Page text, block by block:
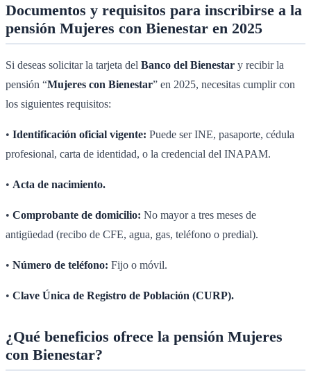
Documentos y requisitos para inscribirse a la
pensión Mujeres con Bienestar en 2025
Si deseas solicitar la tarjeta del Banco del Bienestar y recibir la
pensión “Mujeres con Bienestar” en 2025, necesitas cumplir con
los siguientes requisitos:
• Identificación oficial vigente: Puede ser INE, pasaporte, cédula
profesional, carta de identidad, o la credencial del INAPAM.
• Acta de nacimiento.
• Comprobante de domicilio: No mayor a tres meses de
antigüedad (recibo de CFE, agua, gas, teléfono o predial).
• Número de teléfono: Fijo o móvil.
• Clave Única de Registro de Población (CURP).
¿Qué beneficios ofrece la pensión Mujeres
con Bienestar?